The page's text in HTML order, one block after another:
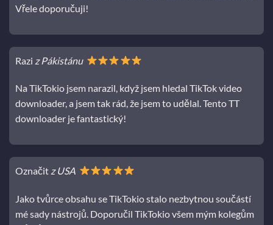
Vřele doporučuji!
Razi z Pákistánu
Na TikTokio jsem narazil, když jsem hledal TikTok video
downloader, a jsem tak rád, že jsem to udělal. Tento TT
downloader je fantastický!
Označitz USA
Jako tvůrce obsahu se TikTokio stalo nezbytnou součástí
mé sady nástrojů. Doporučil TikTokio všem mým kolegům